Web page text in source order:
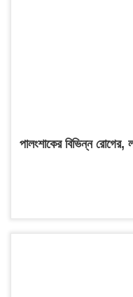
পালংশাকের বিভিন্ন রোগের,